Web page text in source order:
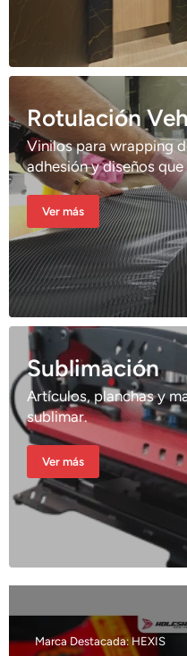
Rotulación
Vinilos para wrapping
adhesión y diseños
Ver más
Sublimación
Artículos, planchas y
sublimar.
Ver más
Marca Destacada: HEXIS